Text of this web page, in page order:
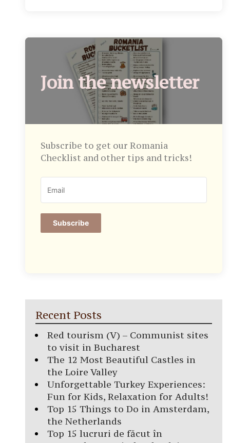
Join the newsletter
Subscribe to get our Romania
Checklist and other tips and tricks!
Subscribe
Recent Posts
Red tourism (V) – Communist sites
to visit in Bucharest
The 12 Most Beautiful Castles in
the Loire Valley
Unforgettable Turkey Experiences:
Fun for Kids, Relaxation for Adults!
Top 15 Things to Do in Amsterdam,
the Netherlands
Top 15 lucruri de făcut în